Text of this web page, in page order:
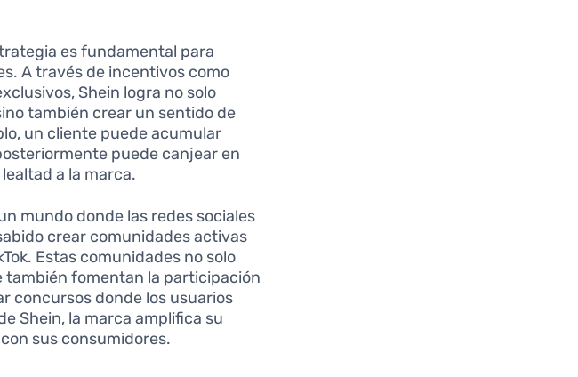
es fundamental para
A través de incentivos como
Shein logra no solo
también crear un sentido de
un cliente puede acumular
puede canjear en
a la marca.
mundo donde las redes sociales
crear comunidades activas
Estas comunidades no solo
también fomentan la participación
concursos donde los usuarios
Shein, la marca amplifica su
sus consumidores.